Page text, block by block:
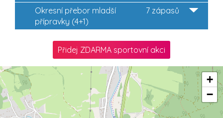
7 zápasů
Okresní přebor mladší
přípravky (4+1)
Přidej ZDARMA sportovní akci
+
−